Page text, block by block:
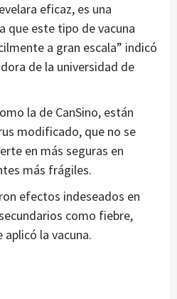
eficaz, es una
que este tipo de vacuna
a gran escala” indicó
de la universidad de
la de CanSino, están
modificado, que no se
en más seguras en
más frágiles.
efectos indeseados en
como fiebre,
la vacuna.